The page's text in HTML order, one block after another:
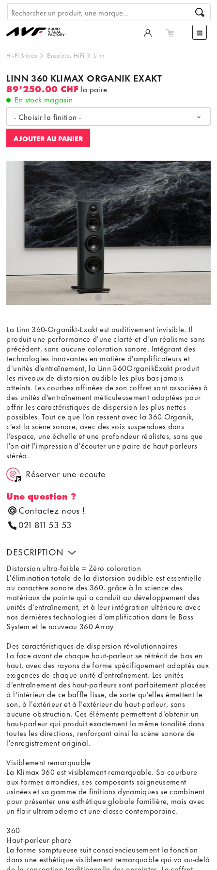
HI-FI Stéréo Enceintes HiFi Linn
LINN 360 KLIMAX ORGANIK EXAKT
89'250.00 CHF la paire
En stock magasin
- Choisir la finition -
AJOUTER AU PANIER
Ce contenu est hébergé par un tiers. En affichant le
contenu externe, vous acceptez lestermes et conditionsde
youtube.com.
Voir la vidéo Ne plus demander
La Linn 360-Organikt-Exakt est auditivement invisible. Il
produit une performance d'une clarté et d'un réalisme sans
précédent, sans aucune coloration sonore. Intégrant des
technologies innovantes en matière d'amplificateurs et
d'unités d'entraînement, la Linn 360OrganikExakt produit
les niveaux de distorsion audible les plus bas jamais
atteints. Les courbes affinées de son coffret sont associées à
des unités d'entraînement méticuleusement adaptées pour
offrir les caractéristiques de dispersion les plus nettes
possibles. Tout ce que l'on ressent avec la 360 Organik,
c'est la scène sonore, avec des voix suspendues dans
l'espace, une échelle et une profondeur réalistes, sans que
l'on ait l'impression d'écouter une paire de haut-parleurs
stéréo.
Réserver une ecoute
Une question ?
Contactez nous !
021 811 53 53
DESCRIPTION
Distorsion ultra-faible = Zéro coloration
L'élimination totale de la distorsion audible est essentielle
au caractère sonore des 360, grâce à la science des
matériaux de pointe qui a conduit au développement des
unités d'entraînement, et à leur intégration ultérieure avec
nos dernières technologies d'amplification dans le Bass
System et le nouveau 360 Array.
Des caractéristiques de dispersion révolutionnaires
La face avant de chaque haut-parleur se rétrécit de bas en
haut, avec des rayons de forme spécifiquement adaptés aux
exigences de chaque unité d'entraînement. Les unités
d'entraînement des haut-parleurs sont parfaitement placées
à l'intérieur de ce baffle lisse, de sorte qu'elles émettent le
son, à l'extérieur et à l'extérieur du haut-parleur, sans
aucune obstruction. Ces éléments permettent d'obtenir un
haut-parleur qui produit exactement la même tonalité dans
toutes les directions, renforçant ainsi la scène sonore de
l'enregistrement original.
Visiblement remarquable
La Klimax 360 est visiblement remarquable. Sa courbure
aux formes arrondies, ses composants soigneusement
usinées et sa gamme de finitions dynamiques se combinent
pour présenter une esthétique globale familière, mais avec
un flair ultramoderne et une classe contemporaine.
360
Haut-parleur phare
La forme somptueuse suit consciencieusement la fonction
dans une esthétique visiblement remarquable qui va au-delà